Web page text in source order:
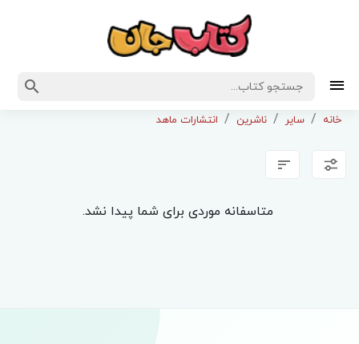
خانه سایر ناشرین انتشارات ماهد
متاسفانه موردی برای شما پیدا نشد.